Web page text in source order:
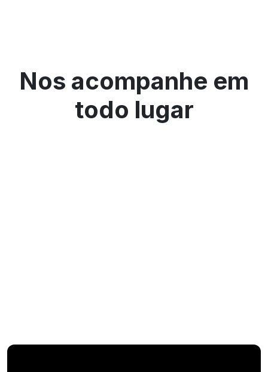
Nos acompanhe em
todo lugar